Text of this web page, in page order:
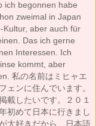
ich begonnen habe
zweimal in Japan
Kultur, aber auch für
Das ich gerne
Interessen. Ich
kommt, aber
私の名前はミヒャエ
ェンに住んでいます。
載したいです。２０１
初めて日本に行きまし
大好きだから、日本語